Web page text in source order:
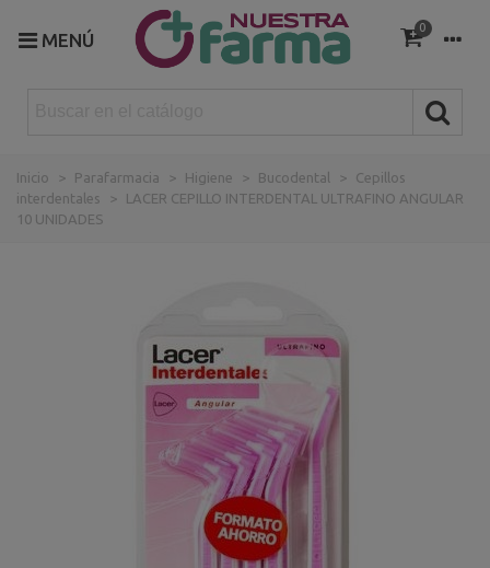
MENÚ
0
Inicio > Parafarmacia > Higiene > Bucodental >
Cepillos
interdentales
>
LACER CEPILLO INTERDENTAL ULTRAFINO ANGULAR
10 UNIDADES